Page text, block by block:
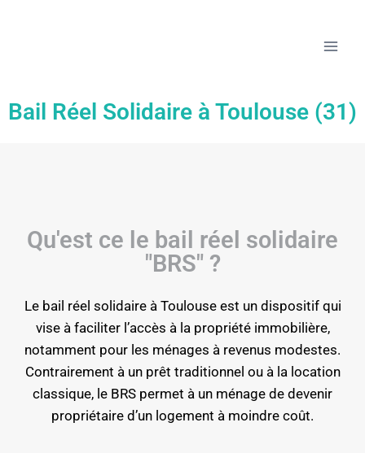
Bail Réel Solidaire à Toulouse (31)
Qu'est ce le bail réel solidaire
"BRS" ?
Le bail réel solidaire à Toulouse est un dispositif qui
vise à faciliter l’accès à la propriété immobilière,
notamment pour les ménages à revenus modestes.
Contrairement à un prêt traditionnel ou à la location
classique, le BRS permet à un ménage de devenir
propriétaire d’un logement à moindre coût.